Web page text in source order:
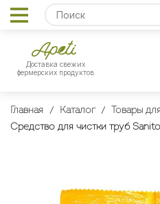
Доставка свежих
фермерских продуктов
Главная Каталог
Товары
Средство для чистки труб